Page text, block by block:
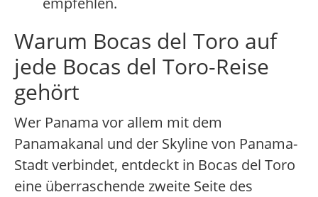
Warum Bocas del Toro auf
jede Bocas del Toro-Reise
gehört
Wer Panama vor allem mit dem
Panamakanal und der Skyline von Panama-
Stadt verbindet, entdeckt in Bocas del Toro
eine überraschende zweite Seite des